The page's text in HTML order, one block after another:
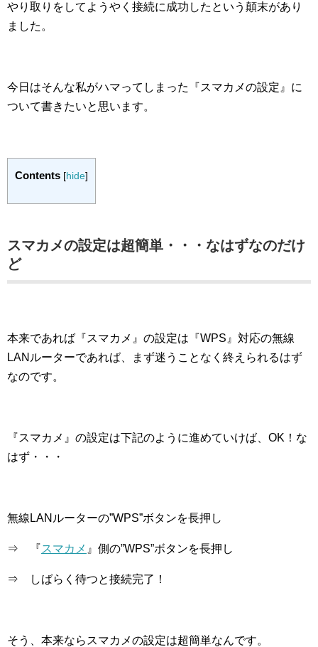
やり取りをしてようやく接続に成功したという顛末があり
ました。
今日はそんな私がハマってしまった『スマカメの設定』に
ついて書きたいと思います。
Contents [hide]
スマカメの設定は超簡単・・・なはずなのだけ
ど
本来であれば『スマカメ』の設定は『WPS』対応の無線
LANルーターであれば、まず迷うことなく終えられるはず
なのです。
『スマカメ』の設定は下記のように進めていけば、OK！な
はず・・・
無線LANルーターの”WPS”ボタンを長押し
⇒ 『スマカメ 』側の”WPS”ボタンを長押し
⇒ しばらく待つと接続完了！
そう、本来ならスマカメの設定は超簡単なんです。